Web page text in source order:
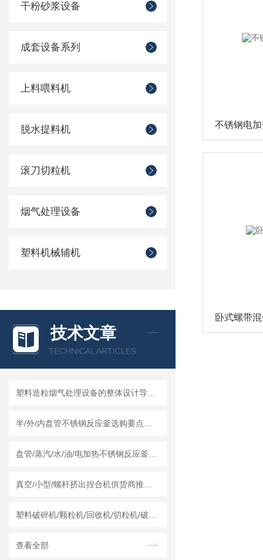
干粉砂浆设备
成套设备系列
上料喂料机
脱水提料机
滚刀切粒机
烟气处理设备
塑料机械辅机
技术文章
TECHNICAL ARTICLES
查看全部
不锈钢电
卧式螺带